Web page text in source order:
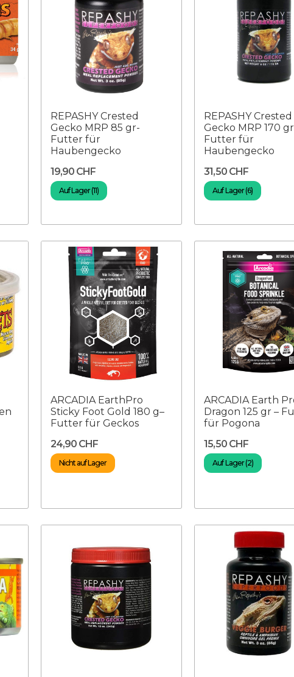
REPASHY Crested
Gecko MRP 85 gr-
Futter für
Haubengecko
19,90 CHF
Auf Lager (11)
REPASHY Crested
Gecko MRP 170
Futter für
Haubengecko
31,50 CHF
Auf Lager (6)
ARCADIA EarthPro
Sticky Foot Gold 180 g–
Futter für Geckos
24,90 CHF
Nicht auf Lager
ARCADIA Earth
Dragon 125 gr –
für Pogona
15,50 CHF
Auf Lager (2)